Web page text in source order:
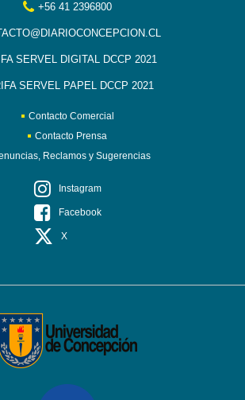
+56 41 2396800
SERVEL DIGITAL DCCP 2021
SERVEL PAPEL DCCP 2021
Contacto Comercial
Contacto Prensa
Reclamos y Sugerencias
Instagram
Facebook
X